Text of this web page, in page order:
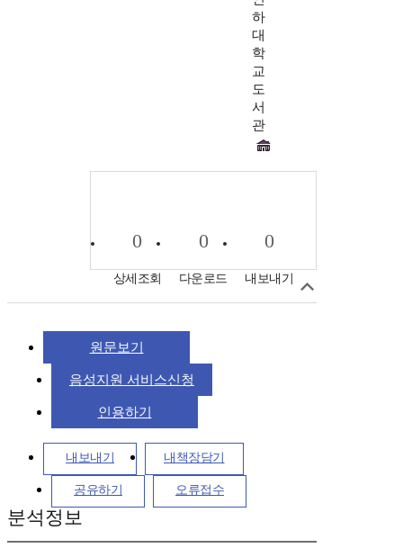
하
대
학
교
도
서
관
0
상세조회
0
다운로드
0
내보내기
원문보기
음성지원 서비스신청
인용하기
내보내기 내책장담기
공유하기 오류접수
분석정보